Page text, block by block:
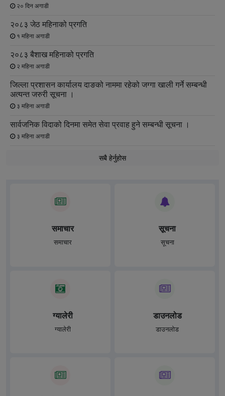
२० दिन अगाडी
२०८३ जेठ महिनाको प्रगति
१ महिना अगाडी
२०८३ बैशाख महिनाको प्रगति
२ महिना अगाडी
जिल्ला प्रशासन कार्यालय दाङको नाममा रहेको जग्गा खाली गर्ने सम्बन्धी
अत्यन्त जरुरी सूचना ।
३ महिना अगाडी
सार्वजनिक विदाको दिनमा समेत सेवा प्रवाह हुने सम्बन्धी सूचना ।
३ महिना अगाडी
सबै हेर्नुहोस
समाचार
समाचार
सूचना
सूचना
ग्यालेरी
ग्यालेरी
डाउनलोड
डाउनलोड